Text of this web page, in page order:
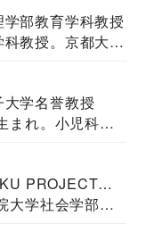
部教育学科教授
教授。京都大学
学名誉教授
まれ。小児科
PROJECT
・社会福祉士
大学社会学部福